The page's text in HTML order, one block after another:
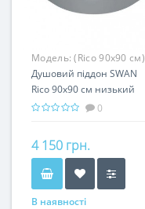
Модель:(Rico 90х90 см)
Душовий піддон SWAN
Rico 90х90 см низький
0
4 150 грн.
В наявності